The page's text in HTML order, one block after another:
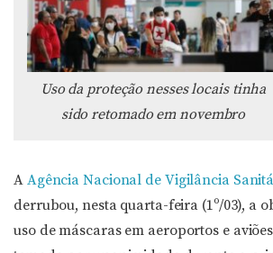
Uso da proteção nesses locais tinha
sido retomado em novembro
A Agência Nacional de Vigilância
derrubou, nesta quarta-feira (1º/03), a
uso de máscaras em aeroportos e